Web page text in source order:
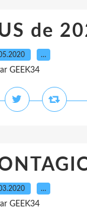
de
…
GEEK34
…
GEEK34